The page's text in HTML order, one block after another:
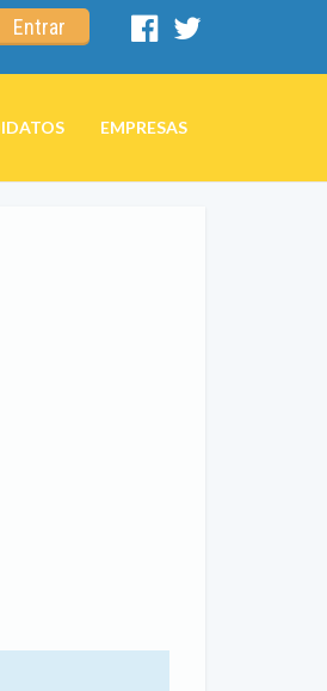
Entrar
Facebook
EMPRESAS